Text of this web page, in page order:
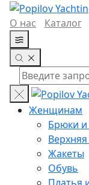
О нас Каталог
Женщинам
Брюки
Жакеты
Обувь